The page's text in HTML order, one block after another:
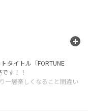
タイトル「FORTUNE
す！！
一層楽しくなること間違い